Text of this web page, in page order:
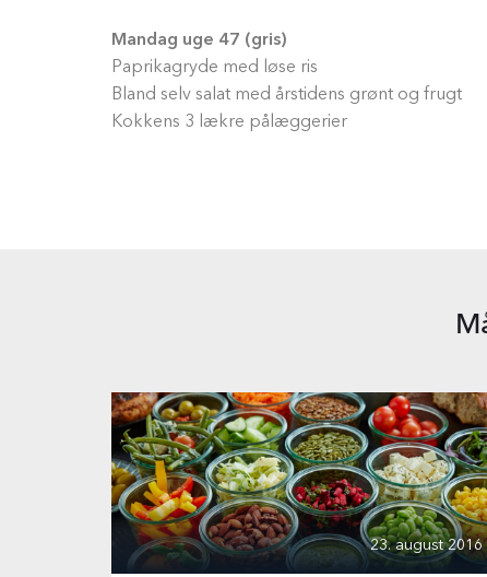
Mandag uge 47 (gris)
Paprikagryde med løse ris
Bland selv salat med årstidens grønt og frugt
Kokkens 3 lækre pålæggerier
23. august 2016